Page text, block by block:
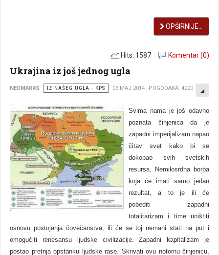
OPŠIRNIJE...
Komentar (0)
Hits: 1587
Ukrajina iz još jednog ugla
NEOMARKS IZ NAŠEG UGLA - KPS 03 MAJ 2014 POGODAKA: 4220
Svima nama je još odavno
poznata činjenica da je
zapadni imperijalizam napao
čitav svet kako bi se
dokopao svih svetskih
resursa. Nemilosrdna borba
koja će imati samo jedan
rezultat, a to je ili će
pobediti zapadni
totalitarizam i time uništiti
osnovu postojanja čovečanstva, ili će se toj nemani stati na put i
omogućiti renesansu ljudske civilizacije. Zapadni kapitalizam je
postao pretnja opstanku ljudske rase. Skrivati ovu notornu činjenicu,